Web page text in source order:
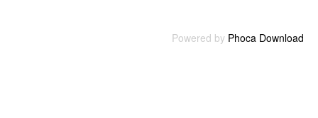
Powered by Phoca Download